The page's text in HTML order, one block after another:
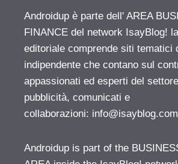
Androidup è parte dell' AREA
FINANCE del network IsayBlog!
editoriale comprende siti tematici
indipendente che contano sul
appassionati ed esperti del
pubblicità, comunicati e
collaborazioni: info@isayblog.com
Androidup is part of the